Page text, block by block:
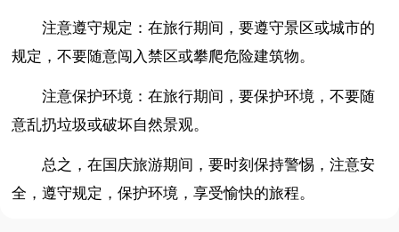
注意遵守规定：在旅行期间，要遵守景区或城市的
规定，不要随意闯入禁区或攀爬危险建筑物。
注意保护环境：在旅行期间，要保护环境，不要随
意乱扔垃圾或破坏自然景观。
总之，在国庆旅游期间，要时刻保持警惕，注意安
全，遵守规定，保护环境，享受愉快的旅程。